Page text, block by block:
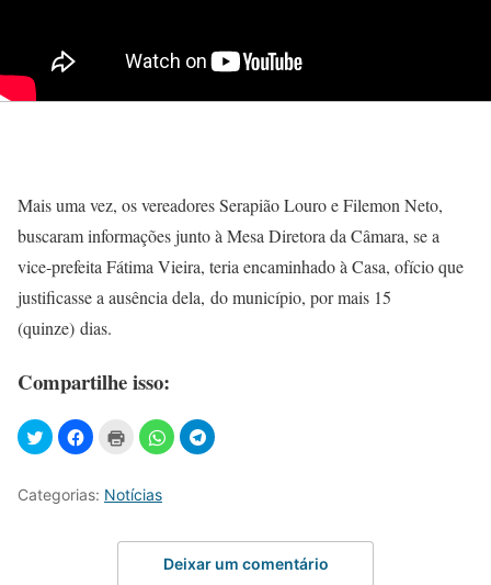
Mais uma vez, os vereadores Serapião Louro e Filemon Neto,
buscaram informações junto à Mesa Diretora da Câmara, se a
vice-prefeita Fátima Vieira, teria encaminhado à Casa, ofício que
justificasse a ausência dela, do município, por mais 15
(quinze) dias.
Compartilhe isso:
Categorias: Notícias
Deixar um comentário